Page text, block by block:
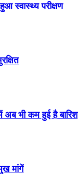
स्वास्थ्य परीक्षण
भी कम हुई है बारिश
मांगें